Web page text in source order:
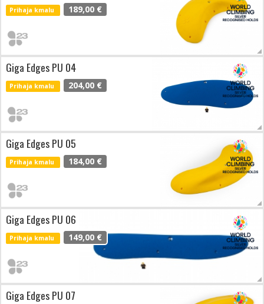
Prihaja kmalu 189,00 €
Giga Edges PU 04
Prihaja kmalu 204,00 €
Giga Edges PU 05
Prihaja kmalu 184,00 €
Giga Edges PU 06
Prihaja kmalu 149,00 €
Giga Edges PU 07